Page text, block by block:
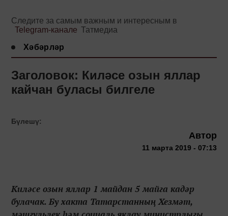
Следите за самым важным и интересным в
Telegram-канале Татмедиа
Хәбәрләр
Заголовок: Киләсе озын яллар
кайчан буласы билгеле
Бүлешү:
Автор
11 марта 2019 - 07:13
Киләсе озын яллар 1 майдан 5 майга кадәр
булачак. Бу хакта Татарстанның Хезмәт,